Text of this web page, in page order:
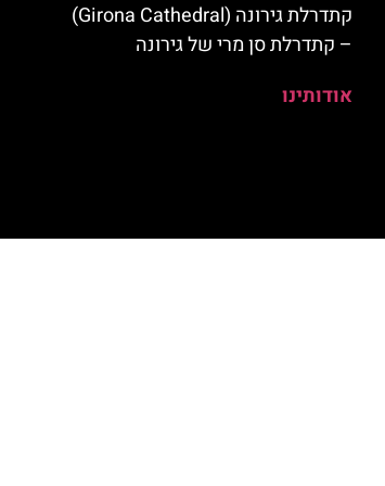
קתדרלת גירונה (Girona Cathedral)
– קתדרלת סן מרי של גירונה
אודותינו